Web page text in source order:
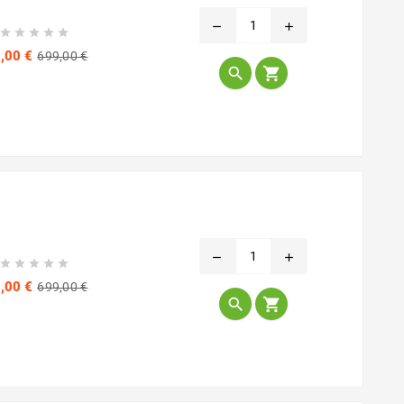
    
€ 699,00 €
remove add
 
    
€ 699,00 €
remove add
 